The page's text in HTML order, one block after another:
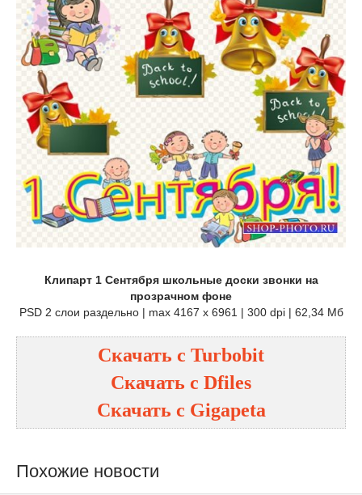
Клипарт 1 Сентября школьные доски звонки на
прозрачном фоне
PSD 2 слои раздельно | max 4167 x 6961 | 300 dpi | 62,34 Мб
Скачать с Turbobit
Скачать с Dfiles
Скачать с Gigapeta
Похожие новости